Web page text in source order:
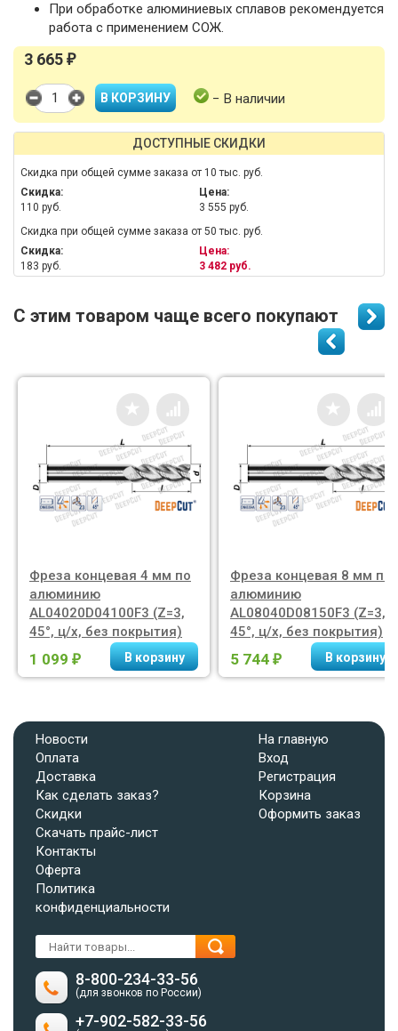
При обработке алюминиевых сплавов рекомендуется
работа с применением СОЖ.
3 665 ₽
− В наличии
ДОСТУПНЫЕ СКИДКИ
Скидка при общей сумме заказа от 10 тыс. руб.
Скидка:
110 руб.
Цена:
3 555 руб.
Скидка при общей сумме заказа от 50 тыс. руб.
Скидка:
183 руб.
Цена:
3 482 руб.
С этим товаром чаще всего покупают
Фреза концевая 4 мм по
алюминию
AL04020D04100F3 (Z=3,
45°, ц/х, без покрытия)
1 099 ₽
Фреза концевая 8 мм по
алюминию
AL08040D08150F3 (Z=3,
45°, ц/х, без покрытия)
5 744 ₽
Новости
Оплата
Доставка
Как сделать заказ?
Скидки
Скачать прайс-лист
Контакты
Оферта
Политика
конфиденциальности
На главную
Вход
Регистрация
Корзина
Оформить заказ
8-800-234-33-56
(для звонков по России)
+7-902-582-33-56